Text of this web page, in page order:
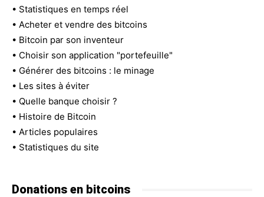
• Statistiques en temps réel
• Acheter et vendre des bitcoins
• Bitcoin par son inventeur
• Choisir son application "portefeuille"
• Générer des bitcoins : le minage
• Les sites à éviter
• Quelle banque choisir ?
• Histoire de Bitcoin
• Articles populaires
• Statistiques du site
Donations en bitcoins